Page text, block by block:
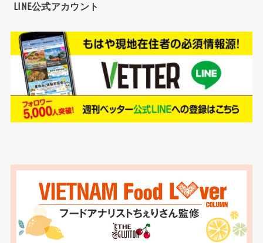
LINE公式アカウント